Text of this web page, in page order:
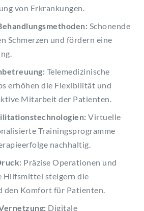
von Erkrankungen.
Schonende
Schmerzen und fördern eine
Telemedizinische
erhöhen die Flexibilität und
Mitarbeit der Patienten.
Virtuelle
Trainingsprogramme
nachhaltig.
Präzise Operationen und
Hilfsmittel steigern die
den Komfort für Patienten.
Digitale